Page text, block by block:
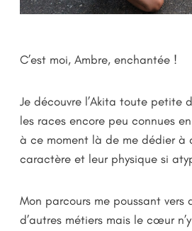
C’est moi, Ambre, enchantée !
Je découvre l’Akita toute petite
les races encore peu connues
à ce moment là de me dédier à
caractère et leur physique si
Mon parcours me poussant vers
d’autres métiers mais le cœur